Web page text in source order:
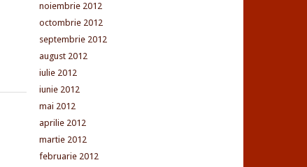
noiembrie 2012
octombrie 2012
septembrie 2012
august 2012
iulie 2012
iunie 2012
mai 2012
aprilie 2012
martie 2012
februarie 2012